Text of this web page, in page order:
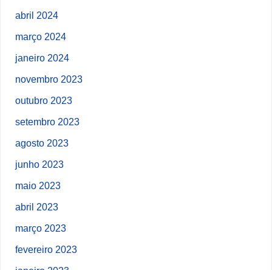
abril 2024
março 2024
janeiro 2024
novembro 2023
outubro 2023
setembro 2023
agosto 2023
junho 2023
maio 2023
abril 2023
março 2023
fevereiro 2023